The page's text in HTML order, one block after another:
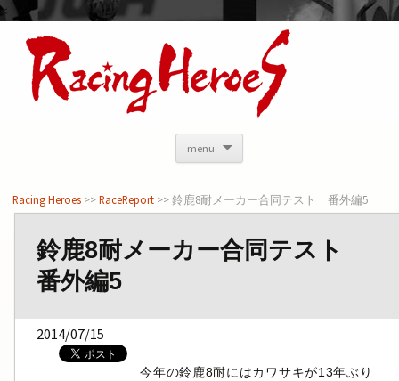
<
menu
Racing Heroes >>RaceReport >> 鈴鹿8耐メーカー合同テスト 番外編5
鈴鹿8耐メーカー合同テスト
番外編5
2014/07/15
今年の鈴鹿8耐にはカワサキが13年ぶり